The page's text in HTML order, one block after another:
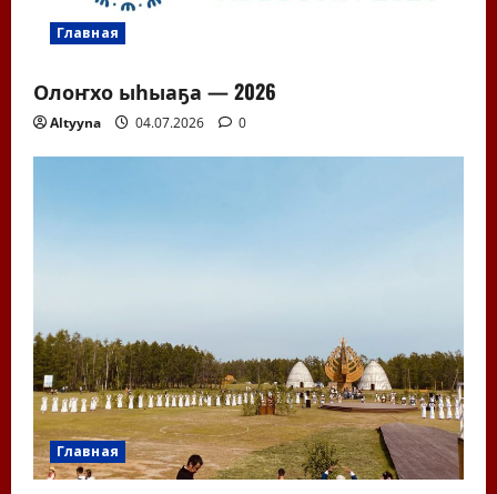
Главная
Олоҥхо ыһыаҕа — 2026
Altyyna 04.07.2026 0
Главная